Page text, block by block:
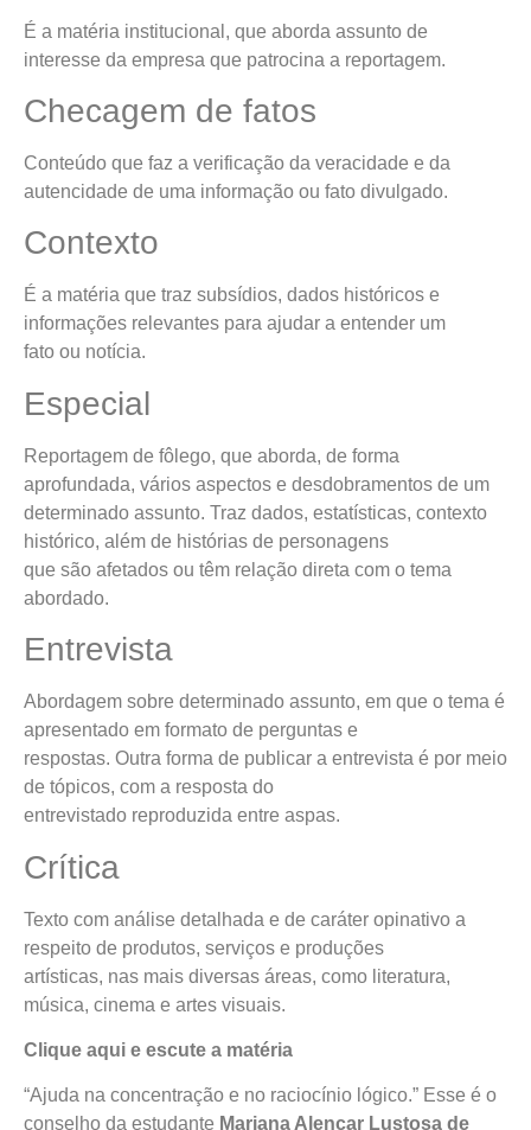
É a matéria institucional, que aborda assunto de
interesse da empresa que patrocina a reportagem.
Checagem de fatos
Conteúdo que faz a verificação da veracidade e da
autencidade de uma informação ou fato divulgado.
Contexto
É a matéria que traz subsídios, dados históricos e
informações relevantes para ajudar a entender um
fato ou notícia.
Especial
Reportagem de fôlego, que aborda, de forma
aprofundada, vários aspectos e desdobramentos de um
determinado assunto. Traz dados, estatísticas, contexto
histórico, além de histórias de personagens
que são afetados ou têm relação direta com o tema
abordado.
Entrevista
Abordagem sobre determinado assunto, em que o tema é
apresentado em formato de perguntas e
respostas. Outra forma de publicar a entrevista é por meio
de tópicos, com a resposta do
entrevistado reproduzida entre aspas.
Crítica
Texto com análise detalhada e de caráter opinativo a
respeito de produtos, serviços e produções
artísticas, nas mais diversas áreas, como literatura,
música, cinema e artes visuais.
Clique aqui e escute a matéria
“Ajuda na concentração e no raciocínio lógico.” Esse é o
conselho da estudante Mariana Alencar Lustosa de